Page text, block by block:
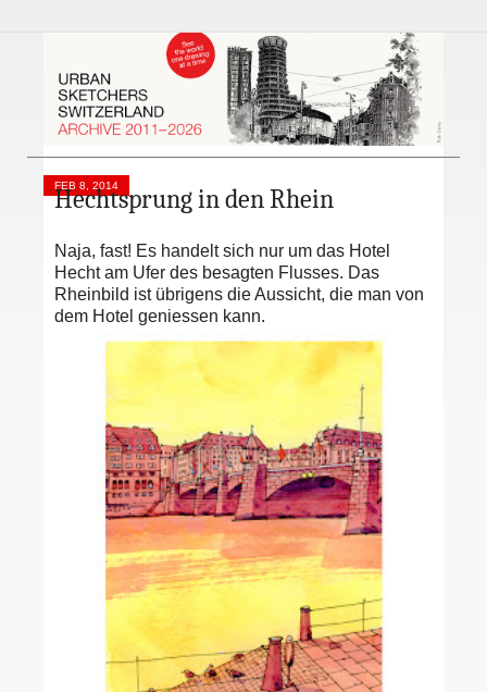
FEB 8, 2014
Hechtsprung in den Rhein
Naja, fast! Es handelt sich nur um das Hotel
Hecht am Ufer des besagten Flusses. Das
Rheinbild ist übrigens die Aussicht, die man von
dem Hotel geniessen kann.